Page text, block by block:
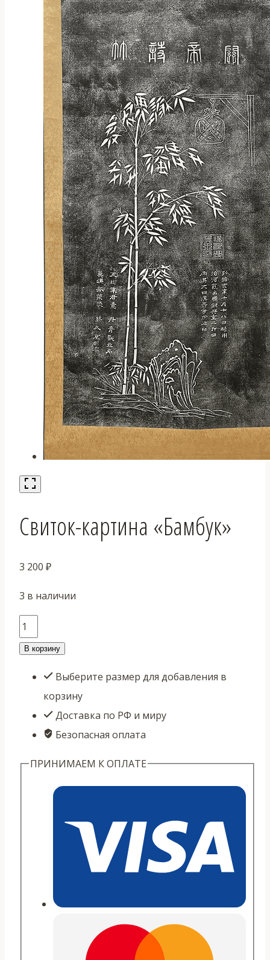
Свиток-картина «Бамбук»
3 200 ₽
3 в наличии
Количество
товара
картина
"Бамбук"
В корзину
Выберите размер для добавления в
корзину
Доставка по РФ и миру
Безопасная оплата
ПРИНИМАЕМ К ОПЛАТЕ